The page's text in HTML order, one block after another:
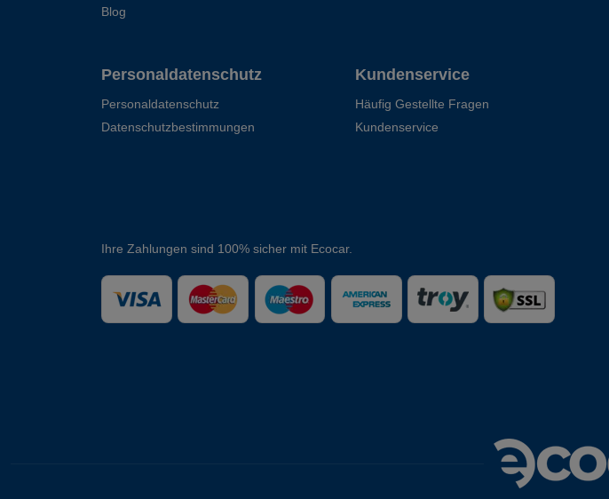
Blog
Personaldatenschutz
Personaldatenschutz
Datenschutzbestimmungen
Kundenservice
Häufig Gestellte Fragen
Kundenservice
Ihre Zahlungen sind 100% sicher mit Ecocar.